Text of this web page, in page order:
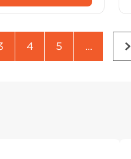
4 5 ...